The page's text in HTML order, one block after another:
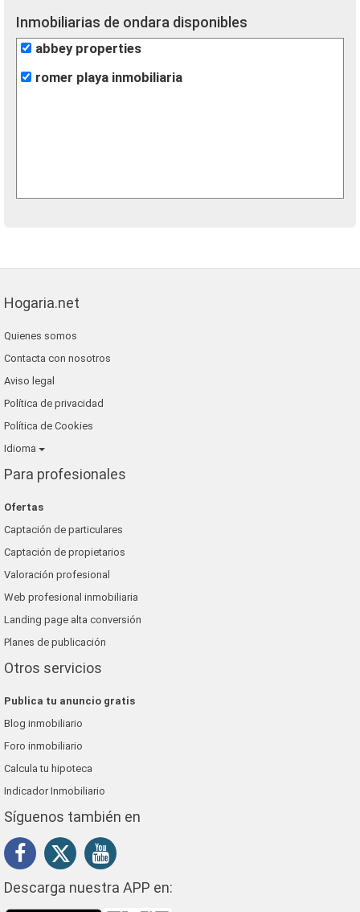
Inmobiliarias de ondara disponibles
abbey properties
romer playa inmobiliaria
Hogaria.net
Quienes somos
Contacta con nosotros
Aviso legal
Política de privacidad
Política de Cookies
Idioma
Para profesionales
Ofertas
Captación de particulares
Captación de propietarios
Valoración profesional
Web profesional inmobiliaria
Landing page alta conversión
Planes de publicación
Otros servicios
Publica tu anuncio gratis
Blog inmobiliario
Foro inmobiliario
Calcula tu hipoteca
Indicador Inmobiliario
Síguenos también en
Descarga nuestra APP en: